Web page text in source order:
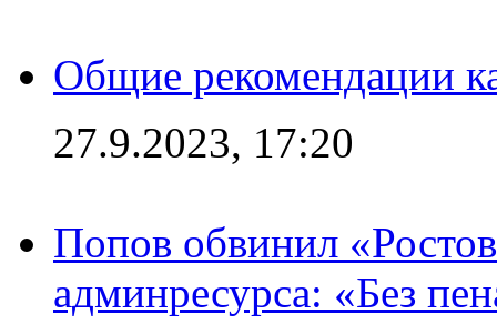
Общие рекомендации
27.9.2023, 17:20
Попов обвинил
админресурса: «Без